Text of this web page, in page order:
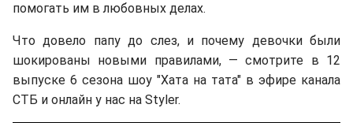
помогать им в любовных делах.
Что довело папу до слез, и почему девочки были
шокированы новыми правилами, — смотрите в 12
выпуске 6 сезона шоу "Хата на тата" в эфире канала
СТБ и онлайн у нас на Styler.